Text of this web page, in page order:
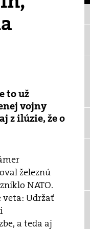
to už
vojny
z ilúzie, že o
železnú
NATO.
veta: Udržať
a teda aj